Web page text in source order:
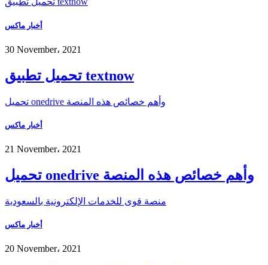
أخبار ماكس
30 November، 2021
تحميل تطبيق textnow
تحميل onedrive وأهم خصائص هذه المنصة
أخبار ماكس
21 November، 2021
تحميل onedrive وأهم خصائص هذه المنصة
منصة قوى للخدمات الإلكترونية بالسعودية
أخبار ماكس
20 November، 2021